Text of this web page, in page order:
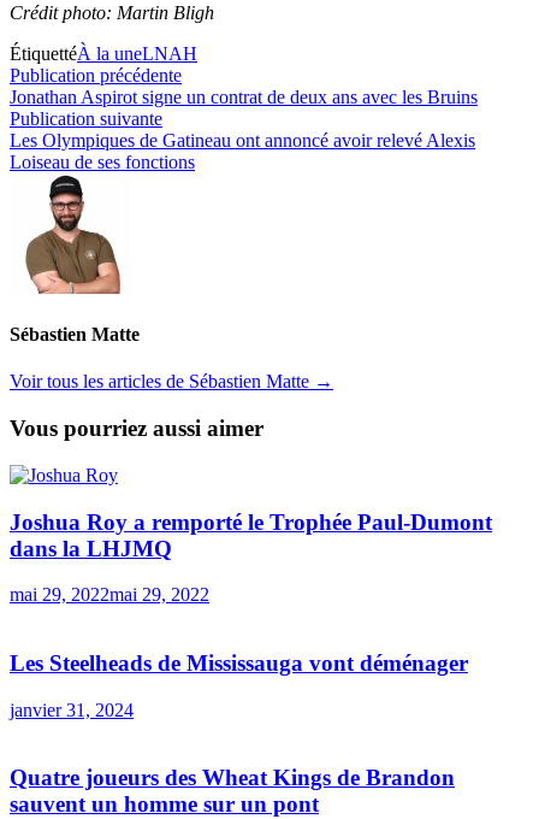
Crédit photo: Martin Bligh
ÉtiquettéÀ la uneLNAH
Navigation
de
l’article
Publication précédentePublication
précédente :
Jonathan Aspirot signe un contrat de deux ans avec les Bruins
Publication suivantePublication
suivante :
Les Olympiques de Gatineau ont annoncé avoir relevé Alexis
Loiseau de ses fonctions
Sébastien Matte
Voir tous les articles de Sébastien Matte →
Vous pourriez aussi aimer
Joshua Roy a remporté le Trophée Paul-Dumont
dans la LHJMQ
mai 29, 2022mai 29, 2022
Les Steelheads de Mississauga vont déménager
janvier 31, 2024
Quatre joueurs des Wheat Kings de Brandon
sauvent un homme sur un pont